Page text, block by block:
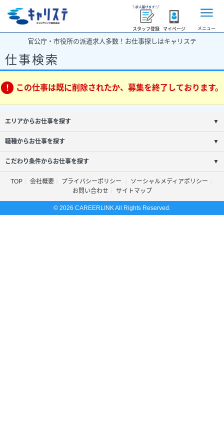
スタッフ登録 マイページ メニュー
官公庁・市役所の派遣求人多数！お仕事探しはキャリステ
仕事検索
この仕事は既に削除されたか、募集を終了しております。
エリアからお仕事を探す ▼
職種からお仕事を探す ▼
こだわり条件からお仕事を探す ▼
TOP 会社概要 プライバシーポリシー
ソーシャルメディアポリシー
お問い合わせ
サイトマップ
© 2026 CAREERLINK All Rights Reserved.